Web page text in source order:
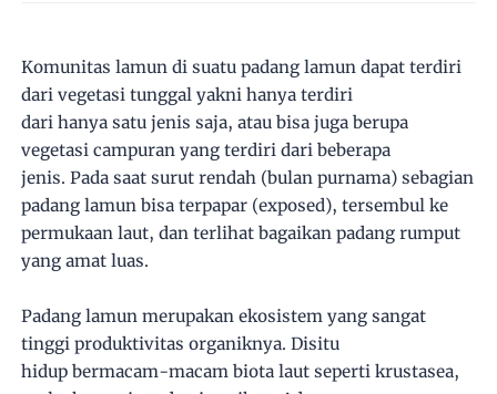
Komunitas lamun di suatu padang lamun dapat terdiri
dari vegetasi tunggal yakni hanya terdiri
dari hanya satu jenis saja, atau bisa juga berupa
vegetasi campuran yang terdiri dari beberapa
jenis. Pada saat surut rendah (bulan purnama) sebagian
padang lamun bisa terpapar (exposed), tersembul ke
permukaan laut, dan terlihat bagaikan padang rumput
yang amat luas.
Padang lamun merupakan ekosistem yang sangat
tinggi produktivitas organiknya. Disitu
hidup bermacam-macam biota laut seperti krustasea,